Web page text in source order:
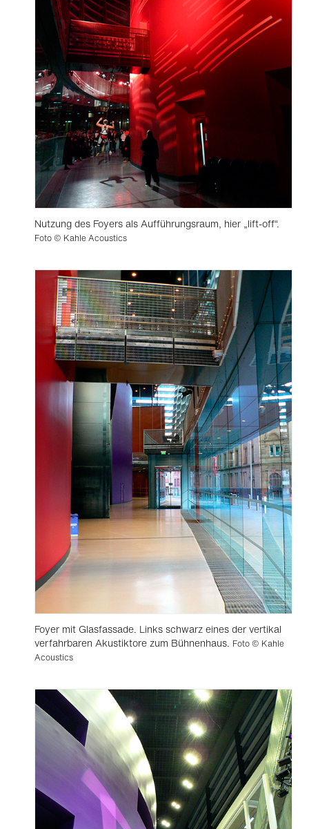
Nutzung des Foyers als Aufführungsraum, hier „lift-off“.
Foto © Kahle Acoustics
Foyer mit Glasfassade. Links schwarz eines der vertikal
verfahrbaren Akustiktore zum Bühnenhaus. Foto © Kahle
Acoustics